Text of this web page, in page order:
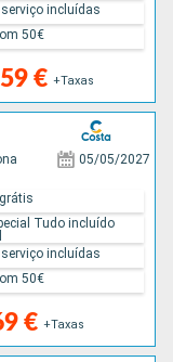
€ +Taxas
incluídas
50€
05/05/2027
€ +Taxas
Tudo incluído
incluídas
50€